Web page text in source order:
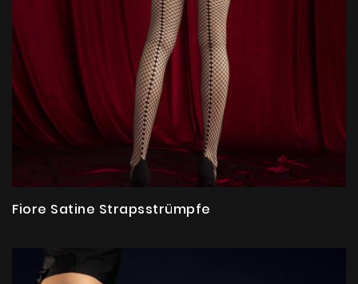
Fiore Satine Strapsstrümpfe